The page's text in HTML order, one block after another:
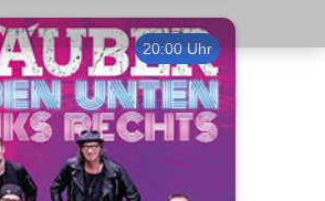
20:00 Uhr